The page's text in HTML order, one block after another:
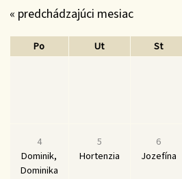
« predchádzajúci mesiac
Po Ut St
4
Dominik,
Dominika
5
Hortenzia
6
Jozefína